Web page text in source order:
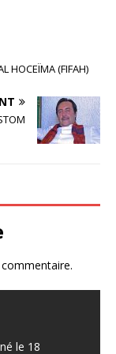
HOCEÏMA (FIFAH)
le 18
Réalisateur :
de